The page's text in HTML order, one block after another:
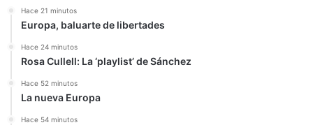
Hace 21 minutos
Europa, baluarte de libertades
Hace 24 minutos
Rosa Cullell: La ‘playlist’ de Sánchez
Hace 52 minutos
La nueva Europa
Hace 54 minutos